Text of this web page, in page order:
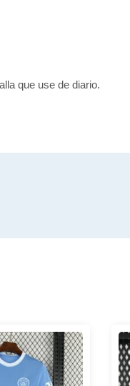
que use de diario.